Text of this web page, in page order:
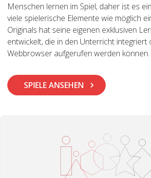
Menschen lernen im Spiel, daher ist es
viele spielerische Elemente wie möglich
Originals hat seine eigenen exklusiven
entwickelt, die in den Unterricht integriert
Webbrowser aufgerufen werden können.
SPIELE ANSEHEN